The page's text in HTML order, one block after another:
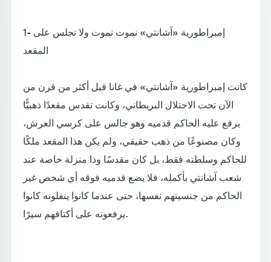
1- إمبراطورية «آشانتي» نموت نموت ولا تجلس على
المقعد
كانت إمبراطورية «آشانتي» في غانا قبل أكثر من قرن من
الآن تحت الاحتلال البريطاني، وكانت تقدس مقعدًا ذهبيًّا
يرفع عليه الحاكم قدميه وهو جالس على كرسي العرش،
وكان مصنوعًا من ذهب حقيقي، ولم يكن هذا المقعد ملكًا
للحاكم وسلطته فقط، بل كان مقدسًا وذا منزلة خاصة عند
شعب آشانتي بأكمله، فلا يضع قدميه فوقه أي شخص غير
الحاكم من جنسيتهم نفسها، حتى عندما كانوا ينقلونه كانوا
يرفعونه على أكتافهم سيرًا.